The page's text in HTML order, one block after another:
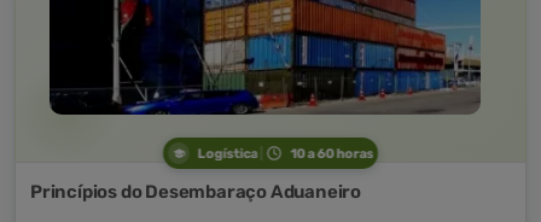
Logística 10 a 60 horas
Princípios do Desembaraço Aduaneiro